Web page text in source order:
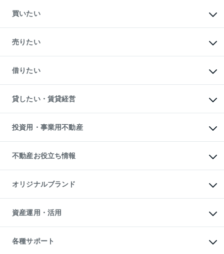
買いたい
新築・分譲マンションの購入
中古マンションの購入
一戸建ての購入
中古一戸建ての購入
不動産購入の流れ
注目キーワード物件特集
購入ガイド
English 繁体中文簡体中文
売りたい
一戸建ての売却・査定
土地の売却・査定
スピードAI査定
不動産査定について
不動産売却の流れ
不動産買換えの流れ
売却ガイド
借りたい
オフィス・店舗の賃貸
借りるときの流れ
借りるガイド
貸したい・賃貸経営
マンション賃料データ
賃貸管理プラン
リロケーションについて
貸すガイド
投資用・事業用不動産
事業用不動産
マンション投資
投資用マンション
アパート経営
収益物件
ビル購入（ビル一棟）
投資用不動産の売却査定
事業用不動産の売却査定
不動産お役立ち情報
マンションライブラリー
人気マンションランキング
暮らしに役立つ不動産メディア
不動産相場・不動産価格情報
不動産コラム・ニュース
不動産用語集
不動産なんでもネット相談室
オリジナルブランド
一棟リノベーションマンション
L`GENTE（ルジェンテ）
区分リノベーションマンション
投資用一棟レジデンスWELL
資産運用・活用
不動産M&A
アセットマネジメント・出資
各種サポート